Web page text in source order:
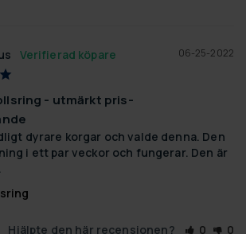
06-25-2022
- utmärkt pris-
dyrare korgar och valde denna. Den
i ett par veckor och fungerar. Den är
Hjälpte den här recensionen? 0 0